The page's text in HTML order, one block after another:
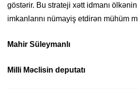
göstərir. Bu strateji xətt idmanı
imkanlarını nümayiş etdirən mühüm
Mahir Süleymanlı
Milli Məclisin deputatı